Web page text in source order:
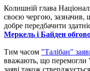
Колишній глава
своєю чергою, зазначив,
добре передбачити
Меркель і Байден
Тим часом "Талібан"
вважають, що перемогли
заяві також